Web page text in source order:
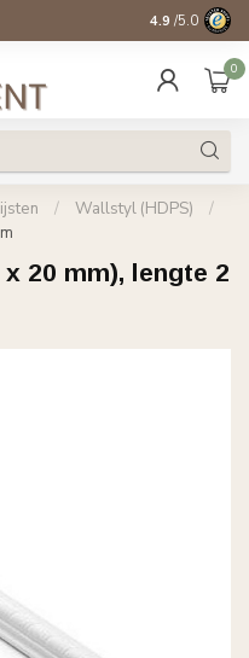
14 dagen
4.9 /5.0
0
/ Wallstyl (HDPS)
/
20 mm), lengte 2